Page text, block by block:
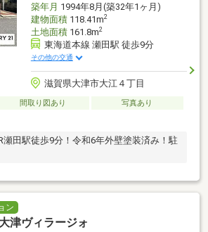
築年月 1994年8月(築32年1ヶ月)
建物面積118.41m2
土地面積161.8m2
東海道本線 瀬田駅 徒歩9分
その他の交通
滋賀県大津市大江４丁目
間取り図あり
写真あり
田駅徒歩9分！令和6年外壁塗装済み！駐
ン
津ヴィラージォ